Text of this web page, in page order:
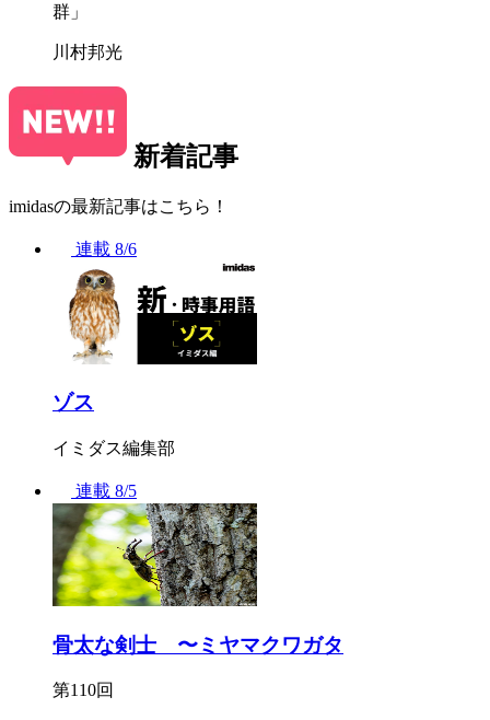
群」
川村邦光
新着記事
imidasの最新記事はこちら！
連載 8/6
ゾス
イミダス編集部
連載 8/5
骨太な剣士 〜ミヤマクワガタ
第110回